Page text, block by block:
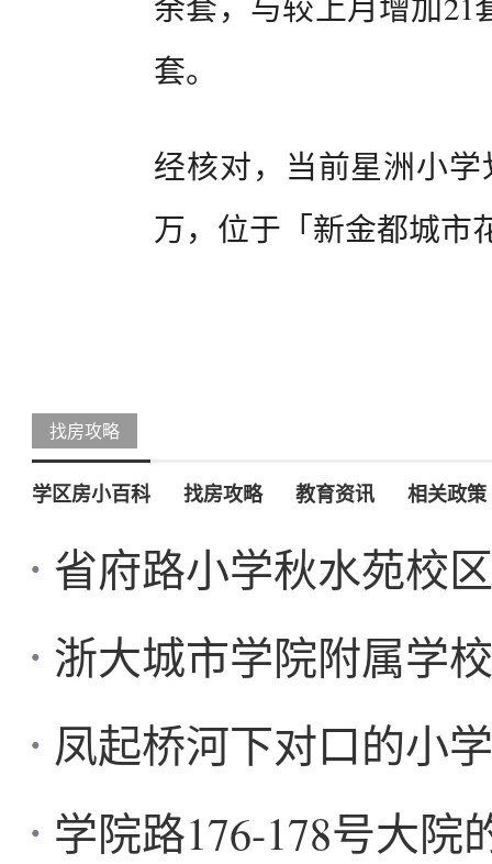
套。
经核对，当前星洲小
万，位于「新金都城市
找房攻略
学区房小百科 找房攻略 教育资讯 相关政策
省府路小学秋水苑校
浙大城市学院附属学
凤起桥河下对口的小
学院路176-178号大